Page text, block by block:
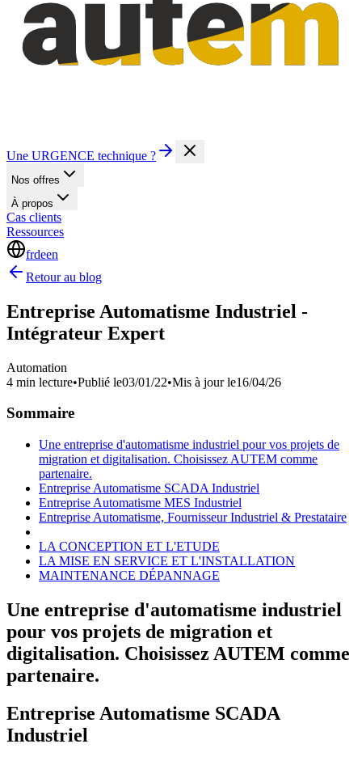
Une URGENCE technique ?
Nos offres
À propos
Cas clients
Ressources
frdeen
Retour au blog
Entreprise Automatisme Industriel -
Intégrateur Expert
Automation
4 min lecture•Publié le03/01/22•Mis à jour le16/04/26
Sommaire
Une entreprise d'automatisme industriel pour vos projets de
migration et digitalisation. Choisissez AUTEM comme
partenaire.
Entreprise Automatisme SCADA Industriel
Entreprise Automatisme MES Industriel
Entreprise Automatisme, Fournisseur Industriel & Prestataire
LA CONCEPTION ET L'ETUDE
LA MISE EN SERVICE ET L'INSTALLATION
MAINTENANCE DÉPANNAGE
Une entreprise d'automatisme industriel
pour vos projets de migration et
digitalisation. Choisissez AUTEM comme
partenaire.
Entreprise Automatisme SCADA
Industriel